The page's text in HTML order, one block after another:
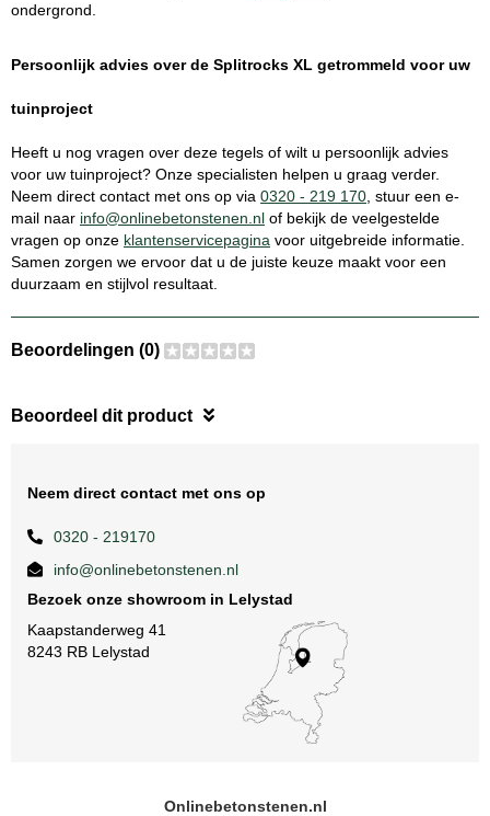
ondergrond.
Persoonlijk advies over de Splitrocks XL getrommeld voor uw
tuinproject
Heeft u nog vragen over deze tegels of wilt u persoonlijk advies
voor uw tuinproject? Onze specialisten helpen u graag verder.
Neem direct contact met ons op via 0320 - 219 170 , stuur een e-
mail naar info@onlinebetonstenen.nl of bekijk de veelgestelde
vragen op onze klantenservicepagina voor uitgebreide informatie.
Samen zorgen we ervoor dat u de juiste keuze maakt voor een
duurzaam en stijlvol resultaat.
Beoordelingen (0)
Beoordeel dit product
Neem direct contact met ons op
0320 - 219170
info@onlinebetonstenen.nl
Bezoek onze showroom in Lelystad
Kaapstanderweg 41
8243 RB Lelystad
Onlinebetonstenen.nl